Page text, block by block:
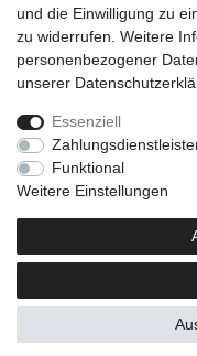
Mein Konto
Anmelden
Registrieren
Unternehmen
Kontakt
Impressum
Newsletter
und die Einwilligung zu
zu widerrufen. Weitere
personenbezogener
unserer
Essenziell
Funktional
Weitere Einstellungen